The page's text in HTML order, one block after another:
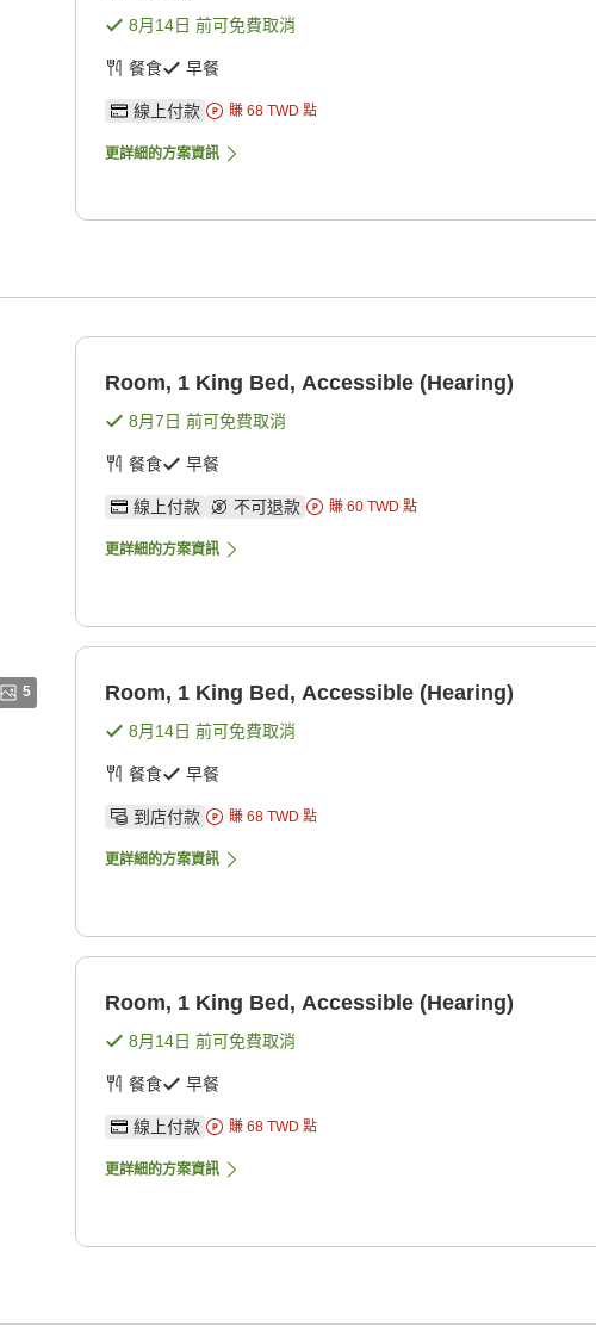
8月14日 前可免費取消
餐食 早餐
線上付款 賺 68 TWD 點
更詳細的方案資訊
5
Room, 1 King Bed, Accessible (Hearing)
8月7日 前可免費取消
餐食 早餐
線上付款 不可退款 賺 60 TWD 點
更詳細的方案資訊
Room, 1 King Bed, Accessible (Hearing)
8月14日 前可免費取消
餐食 早餐
到店付款 賺 68 TWD 點
更詳細的方案資訊
Room, 1 King Bed, Accessible (Hearing)
8月14日 前可免費取消
餐食 早餐
線上付款 賺 68 TWD 點
更詳細的方案資訊